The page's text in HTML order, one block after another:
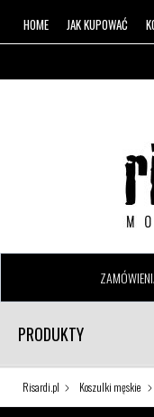
HOME JAK KUPOWAĆ
PRODUKTY
Risardi.pl Koszulki męskie